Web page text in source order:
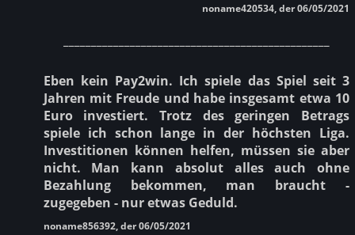
noname420534, der 06/05/2021
Eben kein Pay2win. Ich spiele das Spiel seit 3
Jahren mit Freude und habe insgesamt etwa 10
Euro investiert. Trotz des geringen Betrags
spiele ich schon lange in der höchsten Liga.
Investitionen können helfen, müssen sie aber
nicht. Man kann absolut alles auch ohne
Bezahlung bekommen, man braucht -
zugegeben - nur etwas Geduld.
noname856392, der 06/05/2021